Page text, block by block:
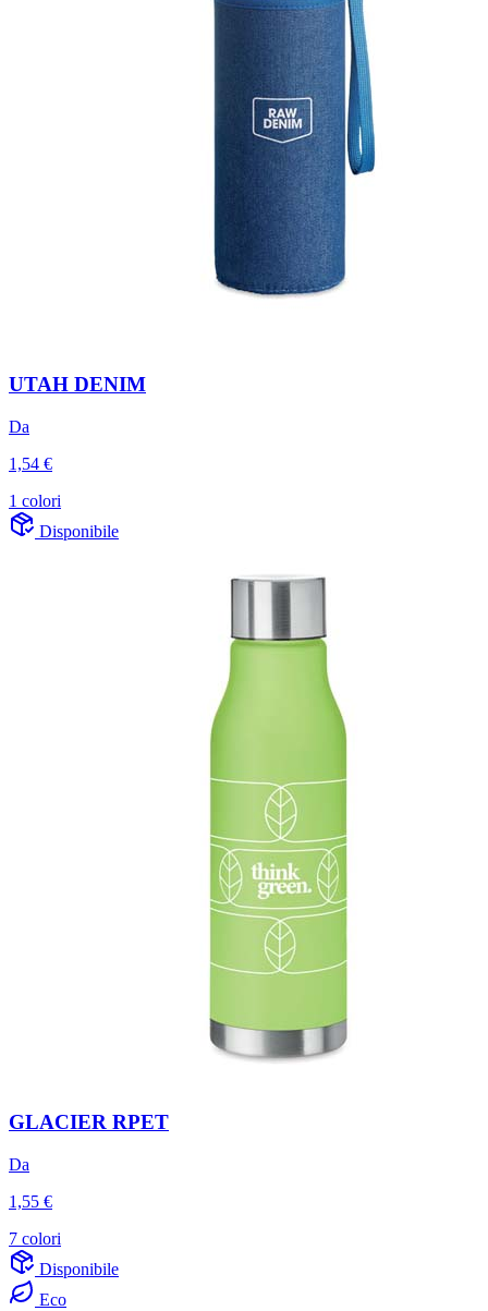
UTAH DENIM
Da
1,54 €
1 colori
Disponibile
GLACIER RPET
Da
1,55 €
7 colori
Disponibile
Eco